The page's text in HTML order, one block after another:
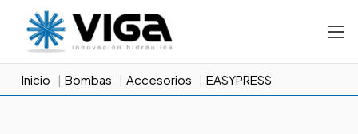
Inicio Bombas Accesorios EASYPRESS